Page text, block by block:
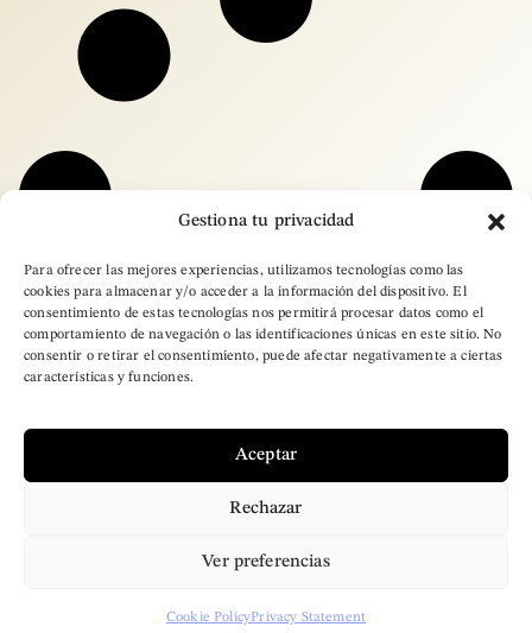
Gestiona tu privacidad
Para ofrecer las mejores experiencias, utilizamos tecnologías como las
cookies para almacenar y/o acceder a la información del dispositivo. El
consentimiento de estas tecnologías nos permitirá procesar datos como el
comportamiento de navegación o las identificaciones únicas en este sitio. No
consentir o retirar el consentimiento, puede afectar negativamente a ciertas
características y funciones.
Aceptar
Rechazar
Ver preferencias
Cookie PolicyPrivacy Statement
Brand Designer Pro.